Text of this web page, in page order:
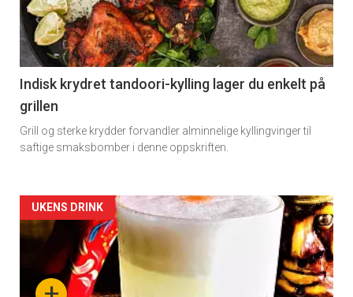
-
section
11
Dagens
rett
Indisk krydret tandoori-kylling lager du enkelt på
grillen
Grill og sterke krydder forvandler alminnelige kyllingvinger til
saftige smaksbomber i denne oppskriften.
Artikler
detail
UKENS DRINK